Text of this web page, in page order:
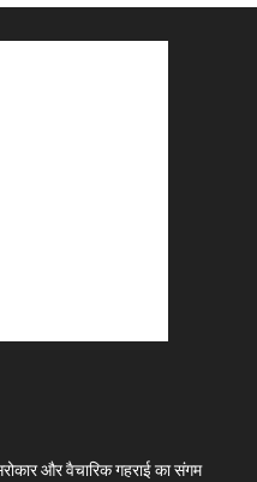
और वैचारिक गहराई का संगम